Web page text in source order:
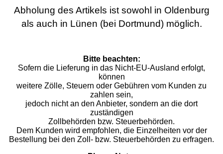
Abholung des Artikels ist sowohl in Oldenburg
als auch in Lünen (bei Dortmund) möglich.
Bitte beachten:
Sofern die Lieferung in das Nicht-EU-Ausland erfolgt,
können
weitere Zölle, Steuern oder Gebühren vom Kunden zu
zahlen sein,
jedoch nicht an den Anbieter, sondern an die dort
zuständigen
Zollbehörden bzw. Steuerbehörden.
Dem Kunden wird empfohlen, die Einzelheiten vor der
Bestellung bei den Zoll- bzw. Steuerbehörden zu erfragen.